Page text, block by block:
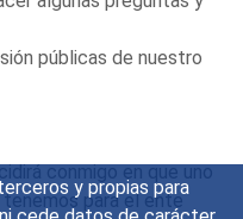
y propias para
públicas de nuestro
conmigo en que uno
para el ente